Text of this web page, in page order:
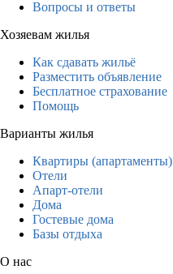
Вопросы и ответы
Хозяевам жилья
Как сдавать жильё
Разместить объявление
Бесплатное страхование
Помощь
Варианты жилья
Квартиры (апартаменты)
Отели
Апарт-отели
Дома
Гостевые дома
Базы отдыха
О нас